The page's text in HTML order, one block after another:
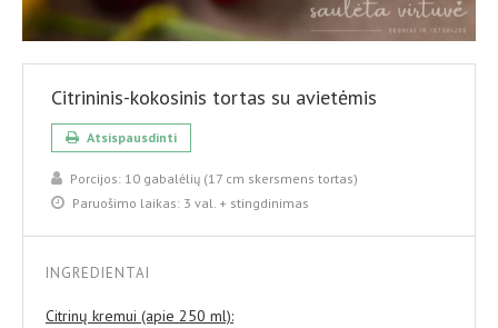
Citrininis-kokosinis tortas su avietėmis
Atsispausdinti
Porcijos: 10 gabalėlių (17 cm skersmens tortas)
Paruošimo laikas: 3 val. + stingdinimas
INGREDIENTAI
Citrinų kremui (apie 250 ml):